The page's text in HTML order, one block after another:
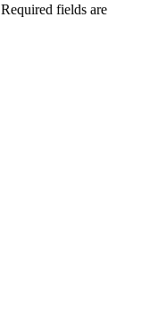
Required fields are